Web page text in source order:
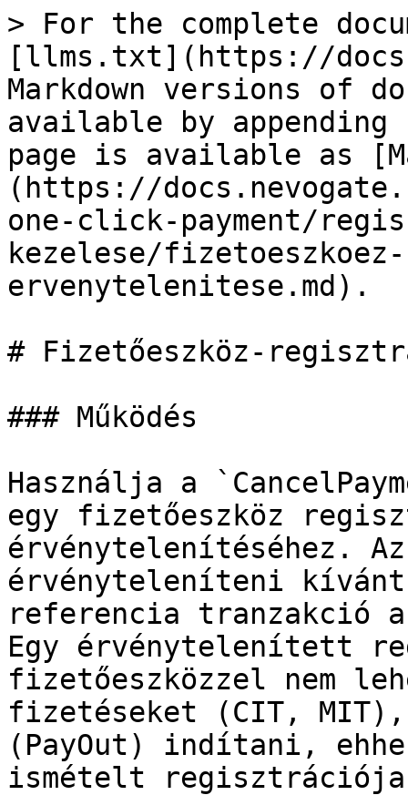
> For the complete
[llms.txt](https://
Markdown versions of
available by
page is available as
(https://
one-click-payment/
kezelese/
ervenytelenitese.md).
# Fizetőeszköz-
### Működés
Használja a
egy fizetőeszköz
érvénytelenítéséhez.
érvényteleníteni
referencia tranzakció
Egy érvénytelenített
fizetőeszközzel nem
fizetéseket (CIT,
(PayOut) indítani,
ismételt regisztrációja